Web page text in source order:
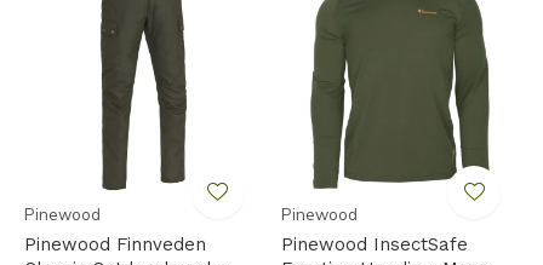
Pinewood
Pinewood Finnveden
Pinewood
Pinewood InsectSafe